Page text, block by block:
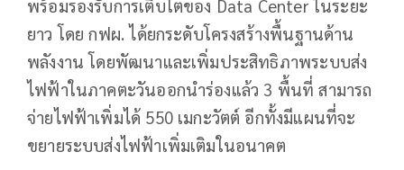
พร้อมรองรับการเติบโตของ Data Center ในระยะ
ยาว โดย กฟผ. ได้ยกระดับโครงสร้างพื้นฐานด้าน
พลังงาน โดยพัฒนาและเพิ่มประสิทธิภาพระบบส่ง
ไฟฟ้าในภาคตะวันออกนำร่องแล้ว 3 พื้นที่ สามารถ
จ่ายไฟฟ้าเพิ่มได้ 550 เมกะวัตต์ อีกทั้งมีแผนที่จะ
ขยายระบบส่งไฟฟ้าเพิ่มเติมในอนาคต